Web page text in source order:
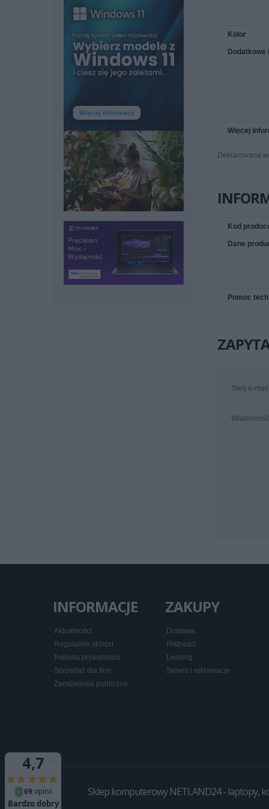
Kolor
Dodatkowe
Więcej
Deklarowana
Kod
Dane
Pomoc
Twój e-mail
Wiadomość
INFORMACJE
Aktualności
Regulamin sklepu
Polityka prywatności
Sprzedaż dla firm
Zamówienia publiczne
ZAKUPY
Dostawa
Płatności
Leasing
Serwis i reklamacje
Sklep komputerowy NETLAND24 - laptopy,